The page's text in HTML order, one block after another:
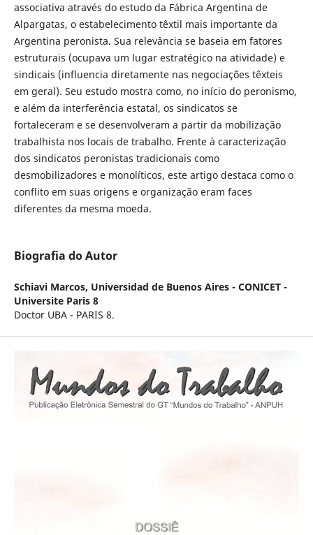
associativa através do estudo da Fábrica Argentina de
Alpargatas, o estabelecimento têxtil mais importante da
Argentina peronista. Sua relevância se baseia em fatores
estruturais (ocupava um lugar estratégico na atividade) e
sindicais (influencia diretamente nas negociações têxteis
em geral). Seu estudo mostra como, no início do peronismo,
e além da interferência estatal, os sindicatos se
fortaleceram e se desenvolveram a partir da mobilização
trabalhista nos locais de trabalho. Frente à caracterização
dos sindicatos peronistas tradicionais como
desmobilizadores e monolíticos, este artigo destaca como o
conflito em suas origens e organização eram faces
diferentes da mesma moeda.
Biografia do Autor
Schiavi Marcos, Universidad de Buenos Aires - CONICET -
Universite Paris 8
Doctor UBA - PARIS 8.